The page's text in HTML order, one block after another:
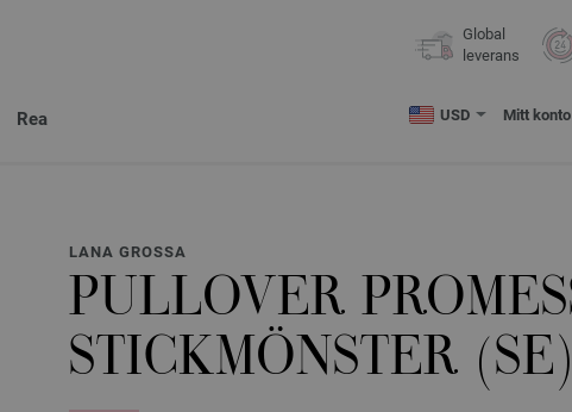
Global
leverans
Rea USD Mitt konto
LANA GROSSA
PULLOVER
STICKMÖNSTER (SE)